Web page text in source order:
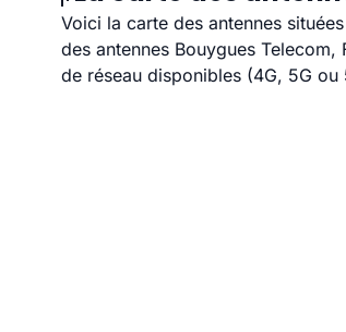
Voici la carte des antennes
des antennes Bouygues
de réseau disponibles (4G, 5G ou